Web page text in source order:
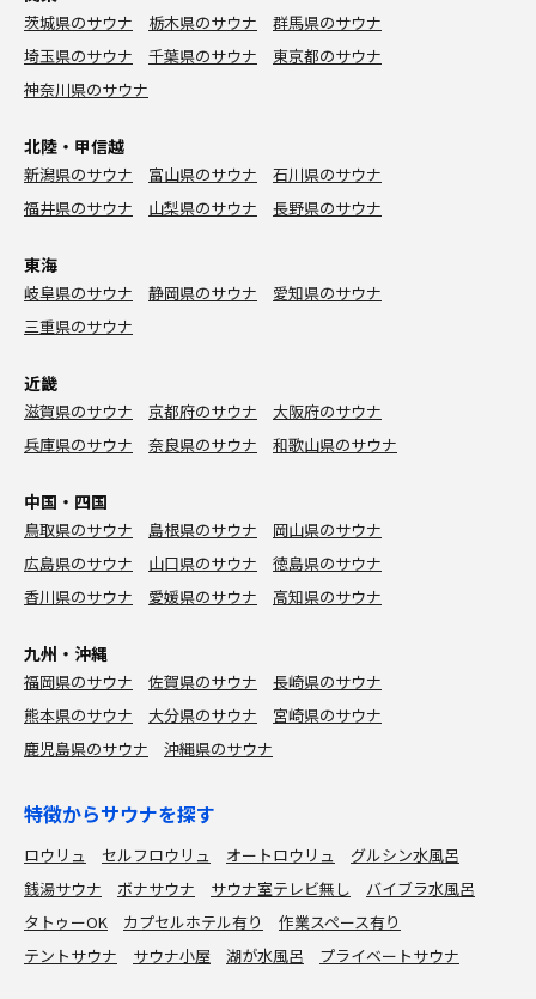
茨城県のサウナ 栃木県のサウナ
群馬県のサウナ
埼玉県のサウナ
千葉県のサウナ
東京都のサウナ
神奈川県のサウナ
北陸・甲信越
新潟県のサウナ 富山県のサウナ
石川県のサウナ
福井県のサウナ
山梨県のサウナ 長野県のサウナ
東海
岐阜県のサウナ 静岡県のサウナ
愛知県のサウナ
三重県のサウナ
近畿
滋賀県のサウナ 京都府のサウナ
大阪府のサウナ
兵庫県のサウナ
奈良県のサウナ 和歌山県のサウナ
中国・四国
鳥取県のサウナ 島根県のサウナ
岡山県のサウナ
広島県のサウナ
山口県のサウナ
徳島県のサウナ
香川県のサウナ
愛媛県のサウナ 高知県のサウナ
九州・沖縄
福岡県のサウナ 佐賀県のサウナ
長崎県のサウナ
熊本県のサウナ
大分県のサウナ
宮崎県のサウナ
鹿児島県のサウナ
沖縄県のサウナ
特徴からサウナを探す
ロウリュ セルフロウリュ オートロウリュ
グルシン水風呂
銭湯サウナ
ボナサウナ サウナ室テレビ無し
バイブラ水風呂
タトゥーOK
カプセルホテル有り
作業スペース有り
テントサウナ
サウナ小屋 湖が水風呂 プライベートサウナ